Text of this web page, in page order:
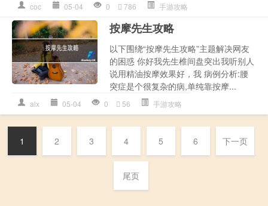
coc 05-04 0 786 手游攻略
按摩先生攻略
以下围绕“按摩先生攻略”主题解决网友
的困惑 你好我先生椎间盘突出我听别人
说用精油按摩效果好，我 病例分析:腰
突症是个很复杂的病,单纯靠按摩...
alx 05-04 0 56 手游攻略
1 2 3 4 5 6 下一页
尾页